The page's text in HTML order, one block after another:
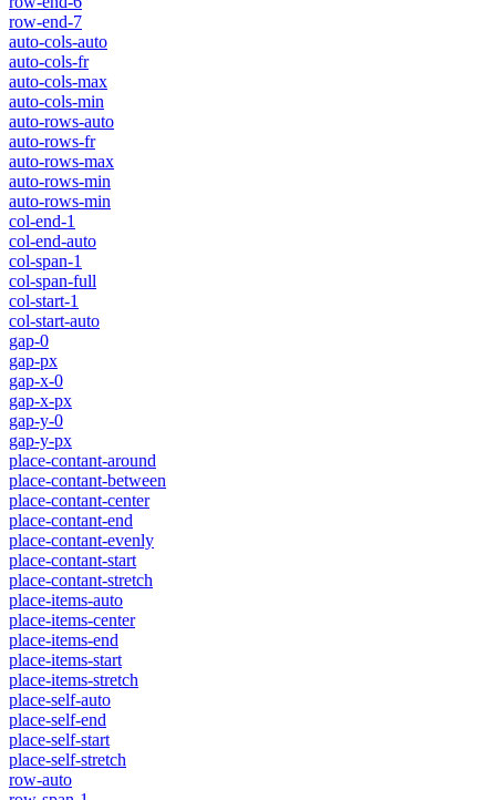
row-end-7
auto-cols-auto
auto-cols-fr
auto-cols-max
auto-cols-min
auto-rows-auto
auto-rows-fr
auto-rows-max
auto-rows-min
auto-rows-min
col-end-1
col-end-auto
col-span-1
col-span-full
col-start-1
col-start-auto
gap-0
gap-px
gap-x-0
gap-x-px
gap-y-0
gap-y-px
place-contant-around
place-contant-between
place-contant-center
place-contant-end
place-contant-evenly
place-contant-start
place-contant-stretch
place-items-auto
place-items-center
place-items-end
place-items-start
place-items-stretch
place-self-auto
place-self-end
place-self-start
place-self-stretch
row-auto